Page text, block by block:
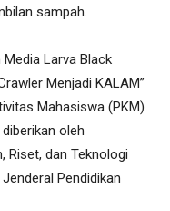
sampah.
Media Larva Black
Menjadi KALAM”
Mahasiswa (PKM)
oleh
Riset, dan Teknologi
Pendidikan